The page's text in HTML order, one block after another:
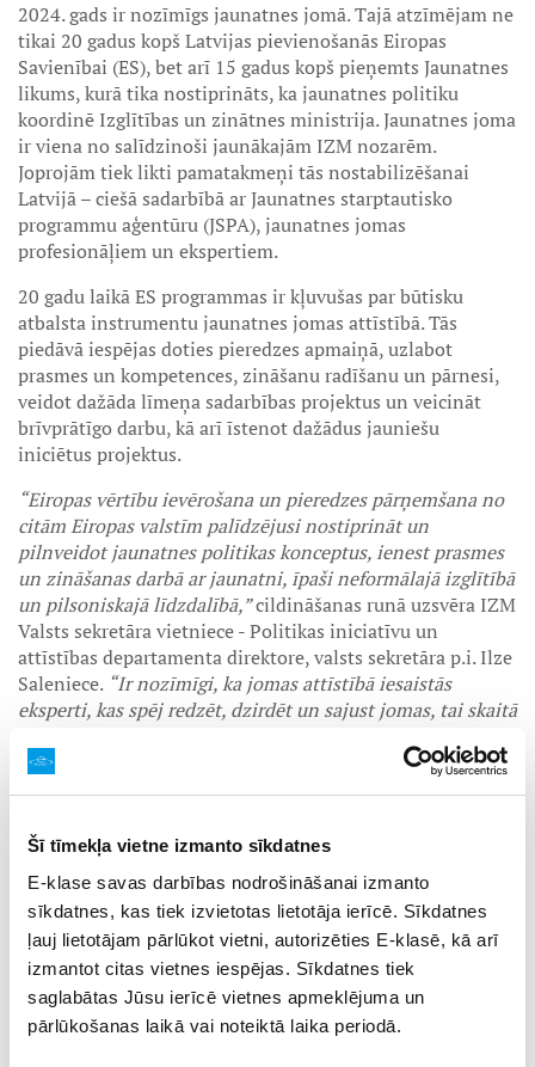
Šī tīmekļa vietne izmanto sīkdatnes
E-klase savas darbības nodrošināšanai izmanto
sīkdatnes, kas tiek izvietotas lietotāja ierīcē. Sīkdatnes
ļauj lietotājam pārlūkot vietni, autorizēties E-klasē, kā arī
izmantot citas vietnes iespējas. Sīkdatnes tiek
saglabātas Jūsu ierīcē vietnes apmeklējuma un
pārlūkošanas laikā vai noteiktā laika periodā.
2024. gads ir nozīmīgs jaunatnes jomā. Tajā atzīmējam ne
tikai 20 gadus kopš Latvijas pievienošanās Eiropas
Savienībai (ES), bet arī 15 gadus kopš pieņemts Jaunatnes
likums, kurā tika nostiprināts, ka jaunatnes politiku
koordinē Izglītības un zinātnes ministrija. Jaunatnes joma
ir viena no salīdzinoši jaunākajām IZM nozarēm.
Joprojām tiek likti pamatakmeņi tās nostabilizēšanai
Latvijā – ciešā sadarbībā ar Jaunatnes starptautisko
programmu aģentūru (JSPA), jaunatnes jomas
profesionāļiem un ekspertiem.
20 gadu laikā ES programmas ir kļuvušas par būtisku
atbalsta instrumentu jaunatnes jomas attīstībā. Tās
piedāvā iespējas doties pieredzes apmaiņā, uzlabot
prasmes un kompetences, zināšanu radīšanu un pārnesi,
veidot dažāda līmeņa sadarbības projektus un veicināt
brīvprātīgo darbu, kā arī īstenot dažādus jauniešu
iniciētus projektus.
“Eiropas vērtību ievērošana un pieredzes pārņemšana no
citām Eiropas valstīm palīdzējusi nostiprināt un
pilnveidot jaunatnes politikas konceptus, ienest prasmes
un zināšanas darbā ar jaunatni, īpaši neformālajā izglītībā
un pilsoniskajā līdzdalībā,”cildināšanas runā uzsvēra IZM
Valsts sekretāra vietniece - Politikas iniciatīvu un
attīstības departamenta direktore, valsts sekretāra p.i. Ilze
Saleniece. “Ir nozīmīgi, ka jomas attīstībā iesaistās
eksperti, kas spēj redzēt, dzirdēt un sajust jomas, tai skaitā
JSPA, kas 2024. gadā atzīmē savu 25. darbības gadskārtu,
starptautisko programmu, projektu un iniciatīvu
īstenošanu darbā ar jaunatni. Šo uzdevumu izpildē JSPA
cieši sadarbojas ar konsultatīvo padomi un mācību
vadītāju kopu, kurā darbojas jaunatnes un neformālās
izglītības jomās pieredzējuši mācību vadītāji, veidojot
izpratni par neformālās izglītības nozīmi, sniedzot
atbalstu jauniešiem un jaunatnes darbiniekiem visā
Latvijā.